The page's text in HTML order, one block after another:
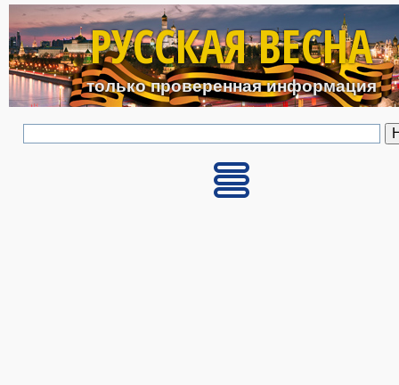
Перейти к основному
РУССКАЯ ВЕСНА
только проверенная информация